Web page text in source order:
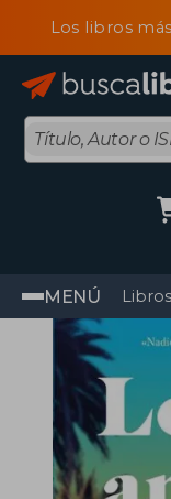
Los libros
MENÚ